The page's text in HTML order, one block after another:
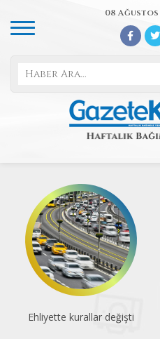
08 Ağustos
Sendikalaşma oranı yüzde